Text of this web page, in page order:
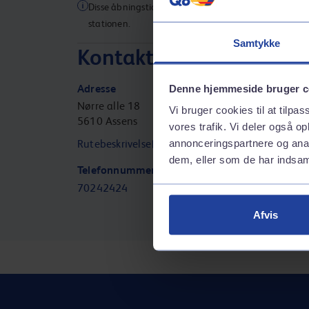
Samtykke
Denne hjemmeside bruger
Vi bruger cookies til at
vores trafik. Vi deler også
annonceringspartnere og
dem, eller som de har
Afvis
Disse åbningstider gælder muligvis ikke for alle
stationen.
Kontaktinformation
Adresse
Nørre alle 18
5610 Assens
Rutebeskrivelse
Telefonnummer
70242424